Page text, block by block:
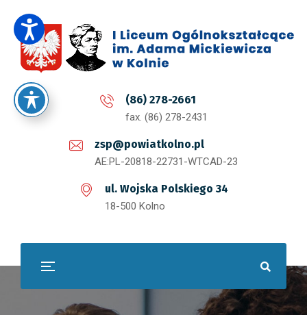
(86) 278-2661
fax. (86) 278-2431
zsp@powiatkolno.pl
AE:PL-20818-22731-WTCAD-23
ul. Wojska Polskiego 34
18-500 Kolno